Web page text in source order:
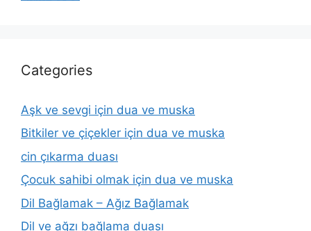
Categories
Aşk ve sevgi için dua ve muska
Bitkiler ve çiçekler için dua ve muska
cin çıkarma duası
Çocuk sahibi olmak için dua ve muska
Dil Bağlamak – Ağız Bağlamak
Dil ve ağzı bağlama duası